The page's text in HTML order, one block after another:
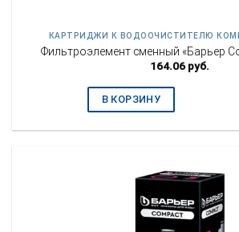
КАРТРИДЖИ К ВОДООЧИСТИТЕЛЮ
Фильтроэлемент сменный «Барьер
164.06руб.
В КОРЗИНУ